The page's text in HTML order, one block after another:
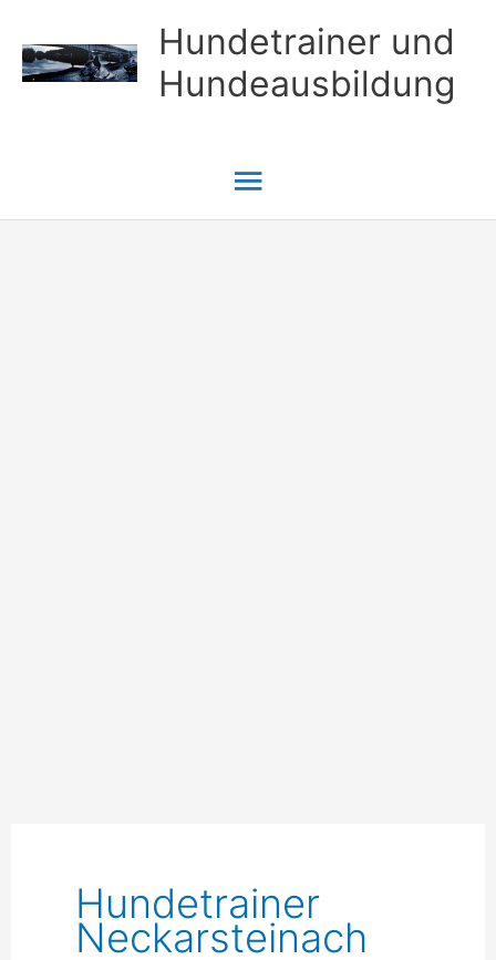
Inhalt
springen
Hundetrainer und
Hundeausbildung
Hauptmenü
Hundetrainer
Neckarsteinach